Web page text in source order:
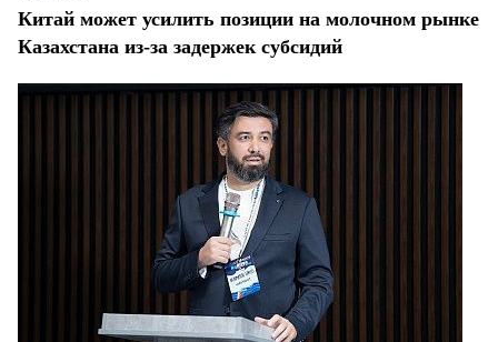
Китай может усилить позиции на молочном рынке
Казахстана из-за задержек субсидий